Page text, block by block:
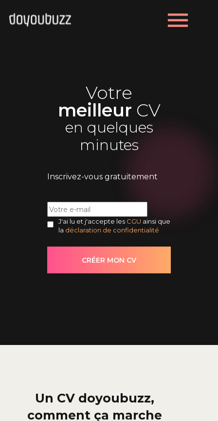
menu
Votre
meilleur CV
en quelques
minutes
Inscrivez-vous gratuitement
J'ai lu et j'accepte les CGU ainsi que
la déclaration de confidentialité
Un CV doyoubuzz,
comment ça marche